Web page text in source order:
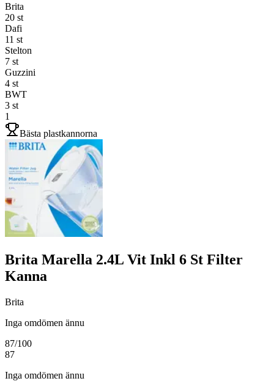
Brita
20 st
Dafi
11 st
Stelton
7 st
Guzzini
4 st
BWT
3 st
1
Bästa plastkannorna
Brita Marella 2.4L Vit Inkl 6 St Filter
Kanna
Brita
Inga omdömen ännu
87/100
87
Inga omdömen ännu